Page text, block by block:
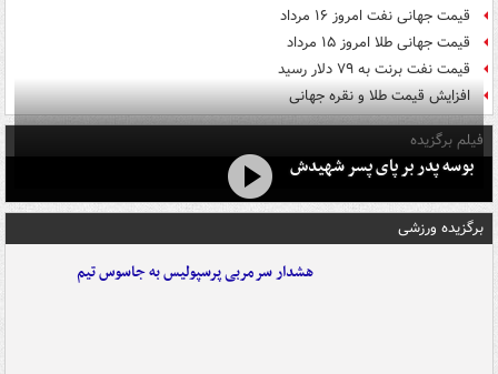
قیمت جهانی نفت امروز ۱۶ مرداد
قیمت جهانی طلا امروز ۱۵ مرداد
قیمت نفت برنت به ۷۹ دلار رسید
افزایش قیمت طلا و نقره جهانی
فیلم برگزیده
بوسه‌ پدر بر پای پسر شهیدش
برگزیده ورزشی
هشدار سرمربی پرسپولیس به جاسوس تیم